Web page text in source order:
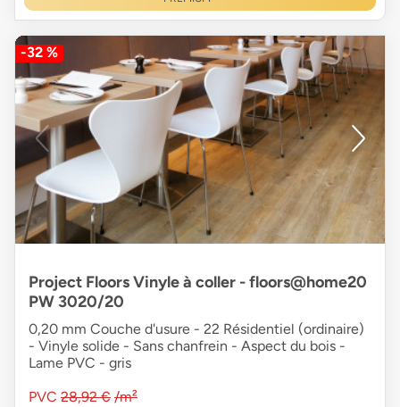
-32 %
Project Floors Vinyle à coller - floors@home20
PW 3020/20
0,20 mm Couche d'usure - 22 Résidentiel (ordinaire)
- Vinyle solide - Sans chanfrein - Aspect du bois -
Lame PVC - gris
PVC 28,92 € /m²